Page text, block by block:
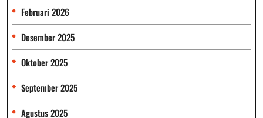
Februari 2026
Desember 2025
Oktober 2025
September 2025
Agustus 2025